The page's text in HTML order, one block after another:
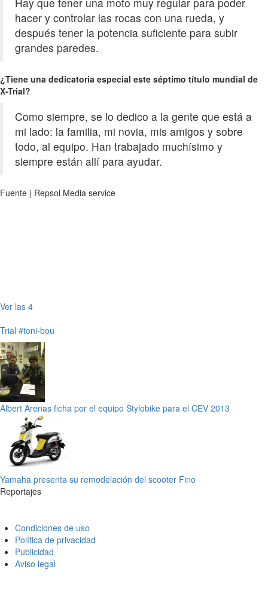
hacer y controlar las rocas con una rueda, y
después tener la potencia suficiente para subir
grandes paredes.
¿Tiene una dedicatoria especial este séptimo título mundial de
X-Trial?
Como siempre, se lo dedico a la gente que está a
mi lado: la familia, mi novia, mis amigos y sobre
todo, al equipo. Han trabajado muchísimo y
siempre están allí para ayudar.
Fuente | Repsol Media service
Ver las 4
Trial #toni-bou
Albert Arenas ficha por el equipo Stylobike para el CEV 2013
Yamaha presenta su remodelación del scooter Fino
Reportajes
Condiciones de uso
Política de privacidad
Publicidad
Aviso legal